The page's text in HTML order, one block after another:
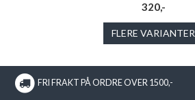
320,-
FLERE VARIANTER
FRI FRAKT PÅ ORDRE OVER 1500,-